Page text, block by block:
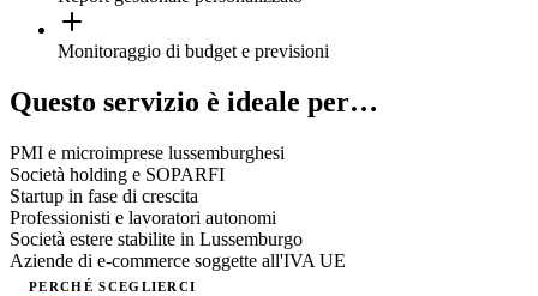
Monitoraggio di budget e previsioni
Questo servizio è ideale per…
PMI e microimprese lussemburghesi
Società holding e SOPARFI
Startup in fase di crescita
Professionisti e lavoratori autonomi
Società estere stabilite in Lussemburgo
Aziende di e-commerce soggette all'IVA UE
PERCHÉ SCEGLIERCI